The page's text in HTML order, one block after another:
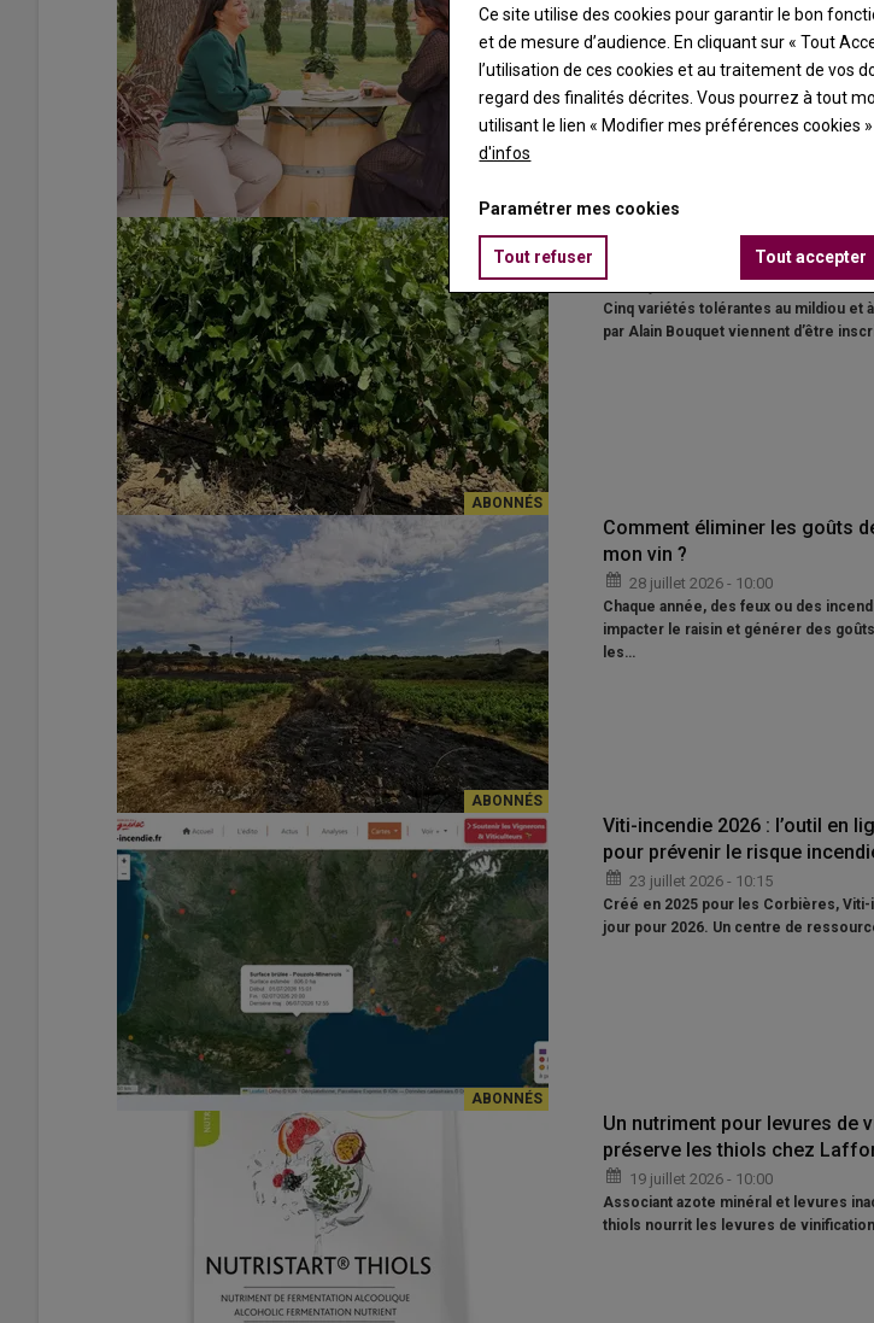
Artisan et créateur de mobilier, Julien
remettre du chic autour des tonneaux
Viticulture : cinq variétés
classement définitif
28 juillet 2026 - 17:30
Cinq variétés tolérantes au mildiou et
par Alain Bouquet viennent d’être
Comment éliminer les goûts
mon vin ?
28 juillet 2026 - 10:00
Chaque année, des feux ou des
impacter le raisin et générer des
les…
Viti-incendie 2026 : l’outil en
pour prévenir le risque
23 juillet 2026 - 10:15
Créé en 2025 pour les Corbières,
jour pour 2026. Un centre de
Un nutriment pour levures de
préserve les thiols chez
19 juillet 2026 - 10:00
Associant azote minéral et levures
thiols nourrit les levures de
Ce site utilise des cookies pour garantir le bon
et de mesure d’audience. En cliquant sur « Tout
l’utilisation de ces cookies et au traitement de vos
regard des finalités décrites. Vous pourrez à tout
utilisant le lien « Modifier mes préférences cookies
d'infos
Paramétrer mes cookies
Tout refuser Tout accepter